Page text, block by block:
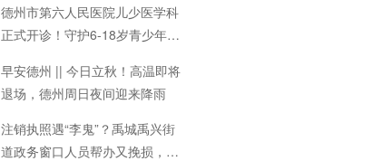
德州市第六人民医院儿少医学科
正式开诊！守护6-18岁青少年心
早安德州 || 今日立秋！高温即将
退场，德州周日夜间迎来降雨
注销执照遇“李鬼”？禹城禹兴街
道政务窗口人员帮办又挽损，守